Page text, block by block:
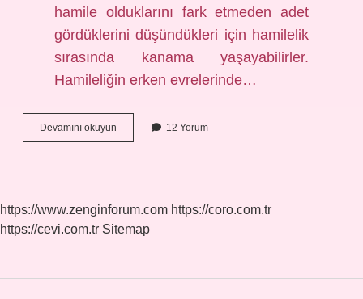
hamile olduklarını fark etmeden adet
gördüklerini düşündükleri için hamilelik
sırasında kanama yaşayabilirler.
Hamileliğin erken evrelerinde…
Devamını okuyun Gebelikte
Kanama
12 Yorum
https://www.zenginforum.com https://coro.com.tr
https://cevi.com.tr Sitemap